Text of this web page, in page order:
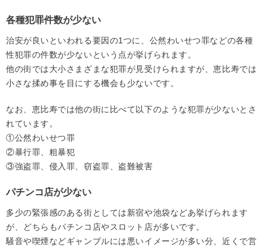
各種犯罪件数が少ない
治安が良いといわれる要因の1つに、公然わいせつ罪などの各種
性犯罪の件数が少ないという点が挙げられます。
他の街では大小さまざまな犯罪が見受けられますが、恵比寿では
小さな揉め事を目にする機会も少ないです。
なお、恵比寿では他の街に比べて以下のような犯罪が少ないとさ
れています。
①公然わいせつ罪
②暴行罪、粗暴犯
③強盗罪、侵入罪、窃盗罪、盗難被害
パチンコ店が少ない
多少の緊張感のある街としては新宿や池袋などあ挙げられます
が、どちらもパチンコ店やスロット店が多いです。
騒音や喫煙などギャンブルには悪いイメージが多い分、近くで営